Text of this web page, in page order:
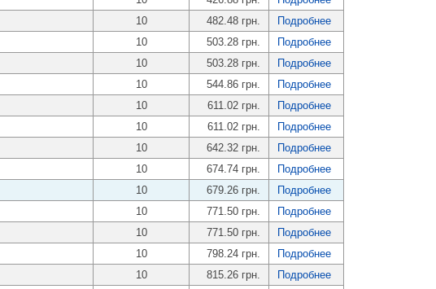
10 482.48 грн.
Подробнее
10 503.28 грн.
Подробнее
10 503.28 грн.
Подробнее
10 544.86 грн.
Подробнее
10 611.02 грн.
Подробнее
10 611.02 грн.
Подробнее
10 642.32 грн.
Подробнее
10 674.74 грн.
Подробнее
10 679.26 грн.
Подробнее
10 771.50 грн.
Подробнее
10 771.50 грн.
Подробнее
10 798.24 грн.
Подробнее
10 815.26 грн.
Подробнее